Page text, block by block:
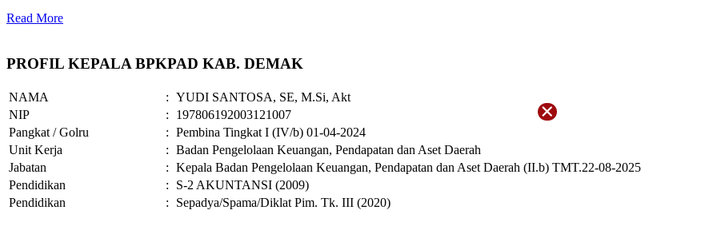
Read More
PROFIL KEPALA BPKPAD KAB. DEMAK
NAMA : YUDI SANTOSA, SE, M.Si, Akt
NIP
:
197806192003121007
Pangkat / Golru
: Pembina Tingkat I (IV/b) 01-04-2024
Unit Kerja
: Badan Pengelolaan Keuangan, Pendapatan dan Aset Daerah
Jabatan
: Kepala Badan Pengelolaan Keuangan, Pendapatan dan Aset Daerah (II.b) TMT.22-08-2025
Pendidikan
:
S-2 AKUNTANSI (2009)
Pendidikan
: Sepadya/Spama/Diklat Pim. Tk. III (2020)